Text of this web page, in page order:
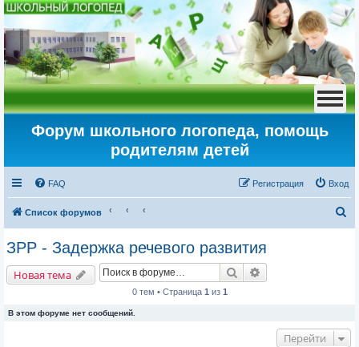
Форум школьного логопеда, помощь
родителям детей
FAQ Вход
Регистрация
Список форумов
о
ЗРР - Задержка речевого развития
Новая тема Поиск
0 тем • Страница 1 из 1
В этом форуме нет сообщений.
Перейти